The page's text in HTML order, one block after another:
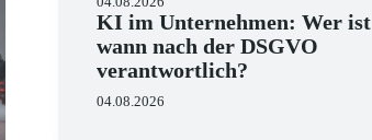
KI im Unternehmen: Wer ist
wann nach der DSGVO
verantwortlich?
04.08.2026